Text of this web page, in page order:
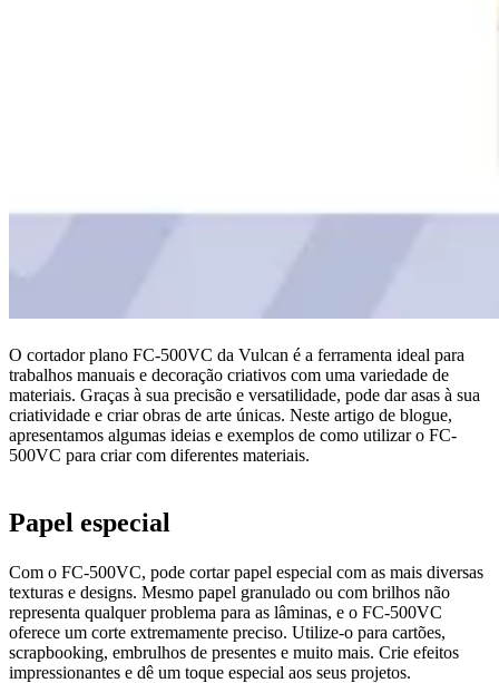
O cortador plano FC-500VC da Vulcan é a ferramenta ideal para
trabalhos manuais e decoração criativos com uma variedade de
materiais. Graças à sua precisão e versatilidade, pode dar asas à sua
criatividade e criar obras de arte únicas. Neste artigo de blogue,
apresentamos algumas ideias e exemplos de como utilizar o FC-
500VC para criar com diferentes materiais.
Papel especial
Com o FC-500VC, pode cortar papel especial com as mais diversas
texturas e designs. Mesmo papel granulado ou com brilhos não
representa qualquer problema para as lâminas, e o FC-500VC
oferece um corte extremamente preciso. Utilize-o para cartões,
scrapbooking, embrulhos de presentes e muito mais. Crie efeitos
impressionantes e dê um toque especial aos seus projetos.